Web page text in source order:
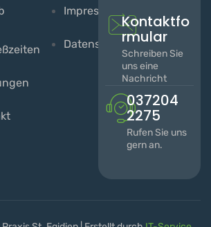
Impressum
Datenschutzerklärung
Kontaktfo
rmular
Schreiben Sie
uns eine
Nachricht
037204
2275
Rufen Sie uns
gern an.